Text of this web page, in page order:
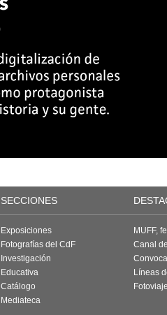
SECCIONES
Exposiciones
Fotografías del CdF
Investigación
Educativa
Catálogo
Mediateca
MUFF,
Canal
Líneas